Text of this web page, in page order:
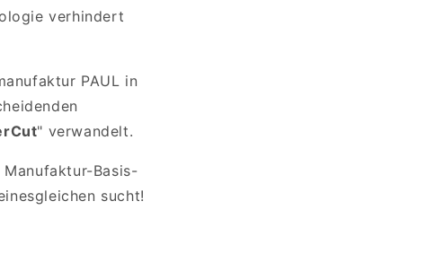
verhindert
PAUL in
" verwandelt.
Basis-
sucht!